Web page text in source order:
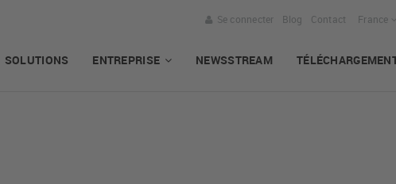
France
Se connecter Blog Contact
SOLUTIONS ENTREPRISE NEWSSTREAM